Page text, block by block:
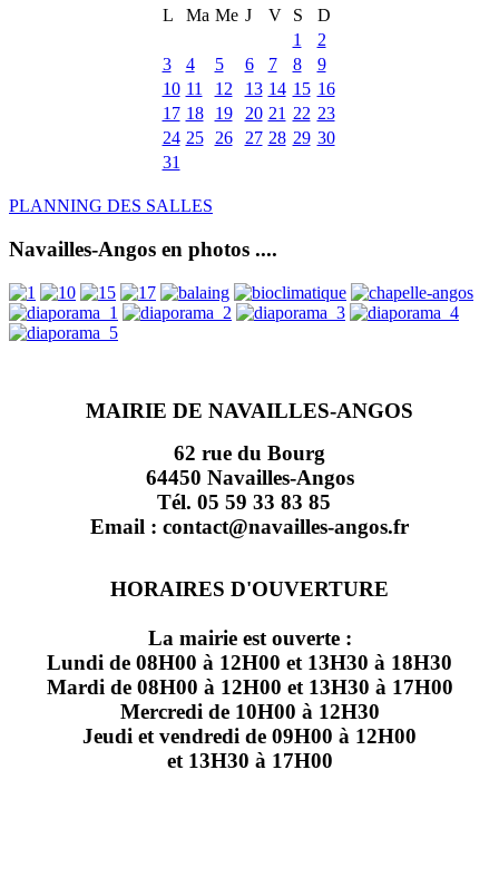
L
Ma Me J V S
D
1
2
3
4 5 6 7 8
9
10 11 12 13 14 15 16
17 18 19 20 21 22 23
24 25 26 27 28 29 30
31
PLANNING DES SALLES
Navailles-Angos en photos ....
MAIRIE DE NAVAILLES-ANGOS
62 rue du Bourg
64450 Navailles-Angos
Tél. 05 59 33 83 85
Email : contact@navailles-angos.fr
HORAIRES D'OUVERTURE
La mairie est ouverte :
Lundi de 08H00 à 12H00 et 13H30 à 18H30
Mardi de 08H00 à 12H00 et 13H30 à 17H00
Mercredi de 10H00 à 12H30
Jeudi et vendredi de 09H00 à 12H00
et 13H30 à 17H00